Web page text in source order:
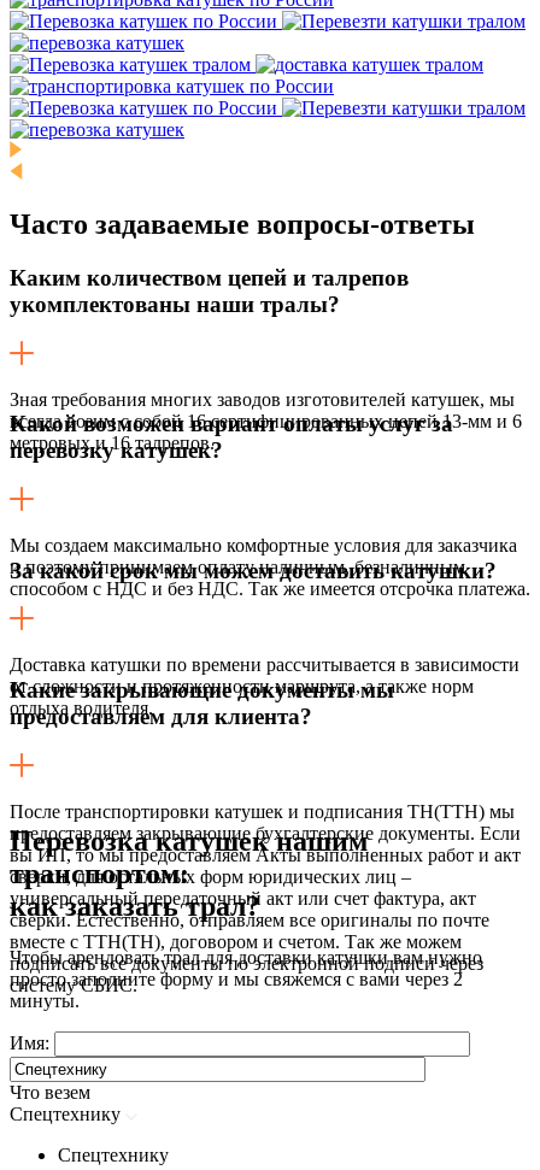
Часто задаваемые вопросы-ответы
Каким количеством цепей и талрепов
укомплектованы наши тралы?
Зная требования многих заводов изготовителей катушек, мы
всегда возим с собой 16 сертифицированных цепей 13-мм и 6
метровых и 16 талрепов.
Какой возможен вариант оплаты услуг за
перевозку катушек?
Мы создаем максимально комфортные условия для заказчика
и поэтому принимаем оплату наличным, безналичным
способом с НДС и без НДС. Так же имеется отсрочка платежа.
За какой срок мы можем доставить катушки?
Доставка катушки по времени рассчитывается в зависимости
от сложности и протяженности маршрута, а также норм
отдыха водителя.
Какие закрывающие документы мы
предоставляем для клиента?
После транспортировки катушек и подписания ТН(ТТН) мы
предоставляем закрывающие бухгалтерские документы. Если
вы ИП, то мы предоставляем Акты выполненных работ и акт
сверки, для остальных форм юридических лиц –
универсальный передаточный акт или счет фактура, акт
сверки. Естественно, отправляем все оригиналы по почте
вместе с ТТН(ТН), договором и счетом. Так же можем
подписать все документы по электронной подписи через
систему СБИС.
Перевозка катушек нашим
транспортом:
как заказать трал?
Чтобы арендовать трал для доставки катушки вам нужно
просто заполните форму и мы свяжемся с вами через 2
минуты.
Имя:
Что везем
Спецтехнику
Спецтехнику